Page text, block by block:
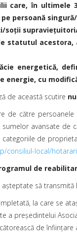
care, în
persoană
soţii
statutul
energetică,
energie, cu
de această scutire
de către
avansate
de
consiliul-local/
de
să
la care se
a președintelui
de